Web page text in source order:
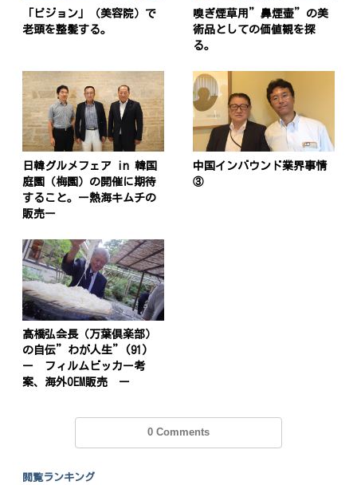
「ピジョン」（美容院）で
老頭を整髪する。
嗅ぎ煙草用”鼻煙壷”の美
術品としての価値観を探
る。
日韓グルメフェア in 韓国
庭園（梅園）の開催に期待
すること。ー熱海キムチの
販売ー
中国インバウンド業界事情
③
髙橋弘会長（万葉倶楽部）
の自伝”わが人生”(91)
ー フィルムビッカー考
案、海外OEM販売 ー
0 Comments
閲覧ランキング